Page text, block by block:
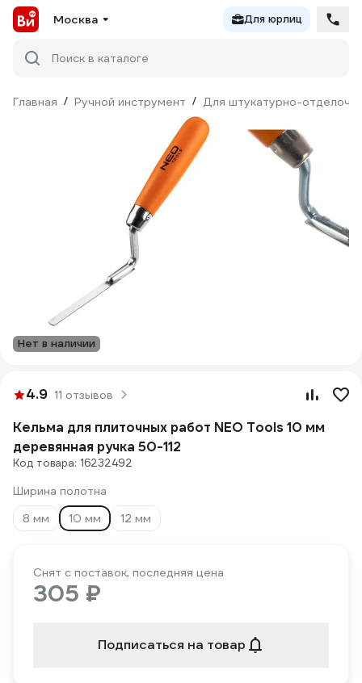
Москва Для юрлиц
Поиск в каталоге
Главная / Ручной инструмент / Для штукатурно-
Нет в наличии
4.9 11 отзывов
Кельма для плиточных работ NEO Tools 10 мм
деревянная ручка 50-112
Код товара: 16232492
Ширина полотна
8 мм
10 мм 12 мм
Снят с поставок, последняя цена
305 ₽
Подписаться на товар